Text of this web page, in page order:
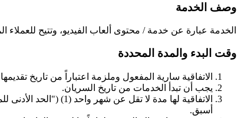
وصف الخدمة
الخدمة عبارة عن خدمة / محتوى ألعاب الفيديو، وتتيح
وقت البدء والمدة المحددة
الاتفاقية سارية المفعول وملزمة اعتباراً من تاريخ
يجب أن تبدأ الخدمات من تاريخ السريان.
الاتفاقية لها مدة
أسبق.